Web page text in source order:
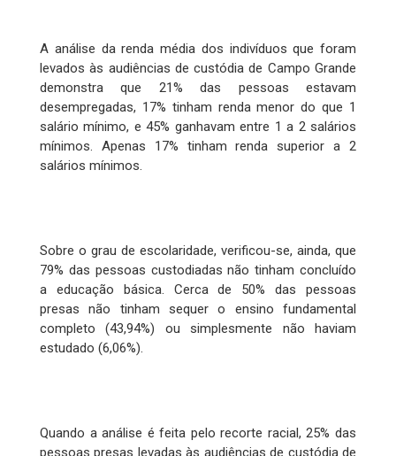
A análise da renda média dos indivíduos que foram
levados às audiências de custódia de Campo Grande
demonstra que 21% das pessoas estavam
desempregadas, 17% tinham renda menor do que 1
salário mínimo, e 45% ganhavam entre 1 a 2 salários
mínimos. Apenas 17% tinham renda superior a 2
salários mínimos.
Sobre o grau de escolaridade, verificou-se, ainda, que
79% das pessoas custodiadas não tinham concluído
a educação básica. Cerca de 50% das pessoas
presas não tinham sequer o ensino fundamental
completo (43,94%) ou simplesmente não haviam
estudado (6,06%).
Quando a análise é feita pelo recorte racial, 25% das
pessoas presas levadas às audiências de custódia de